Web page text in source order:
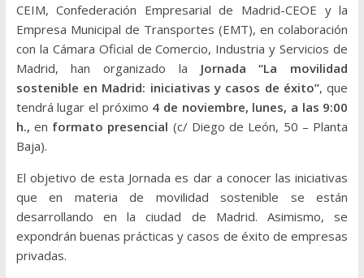
CEIM, Confederación Empresarial de Madrid-CEOE y la
Empresa Municipal de Transportes (EMT), en colaboración
con la Cámara Oficial de Comercio, Industria y Servicios de
Madrid, han organizado la Jornada “La movilidad
sostenible en Madrid: iniciativas y casos de éxito”, que
tendrá lugar el próximo 4 de noviembre, lunes, a las 9:00
h., en formato presencial (c/ Diego de León, 50 – Planta
Baja).
El objetivo de esta Jornada es dar a conocer las iniciativas
que en materia de movilidad sostenible se están
desarrollando en la ciudad de Madrid. Asimismo, se
expondrán buenas prácticas y casos de éxito de empresas
privadas.